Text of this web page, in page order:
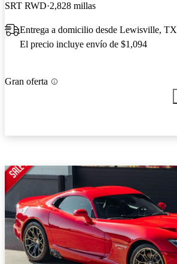
SRT RWD 2,828 millas
Entrega a domicilio desde Lewisville, TX
El precio incluye envío de $1,094
Gran oferta